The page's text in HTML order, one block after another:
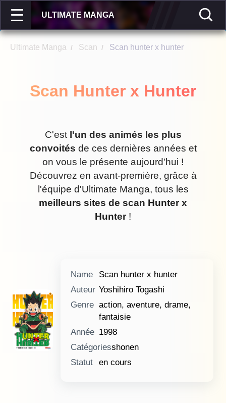
ULTIMATE MANGA
Ultimate Manga / Scan / Scan hunter x hunter
Scan Hunter x Hunter
C'est l'un des animés les plus
convoités de ces dernières années et
on vous le présente aujourd'hui !
Découvrez en avant-première, grâce à
l'équipe d'Ultimate Manga, tous les
meilleurs sites de scan Hunter x
Hunter!
Name
Scan hunter x hunter
Auteur Yoshihiro Togashi
Genre action, aventure, drame,
fantaisie
Année 1998
Catégoriesshonen
Statut
en cours